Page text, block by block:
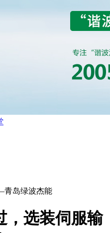
岛绿波杰能
，选装伺服输